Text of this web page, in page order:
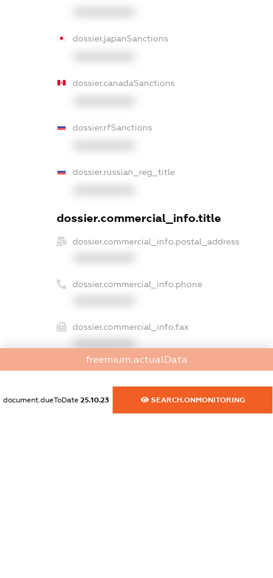
dossier.japanSanctions
dossier.canadaSanctions
dossier.rfSanctions
dossier.russian_reg_title
dossier.commercial_info.title
dossier.commercial_info.postal_address
dossier.commercial_info.phone
dossier.commercial_info.fax
dossier.commercial_info.email
XXXXXXXXXX
dossier.commercial_info.website
freemium.actualData
document.dueToDate 25.10.23 SEARCH.ONMONITORING